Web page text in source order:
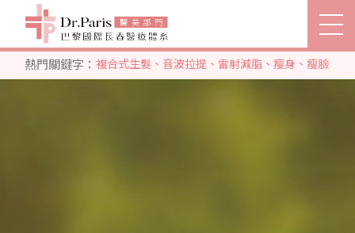
專業飛梭雷射治療痘疤凹洞，恢
復期短，副作用少。
關節治療部門 生髮部門
立即搜尋
熱門關鍵字：複合式生髮 、音波拉提 、 雷射減脂 、瘦身 、瘦臉